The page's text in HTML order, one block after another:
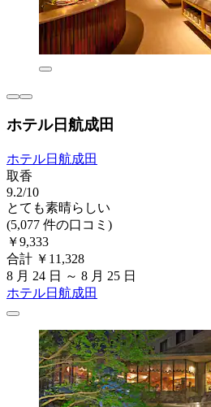
ホテル日航成田
ホテル日航成田
取香
9.2/10
とても素晴らしい
(5,077 件の口コミ)
￥9,333
合計 ￥11,328
8 月 24 日 ～ 8 月 25 日
ホテル日航成田